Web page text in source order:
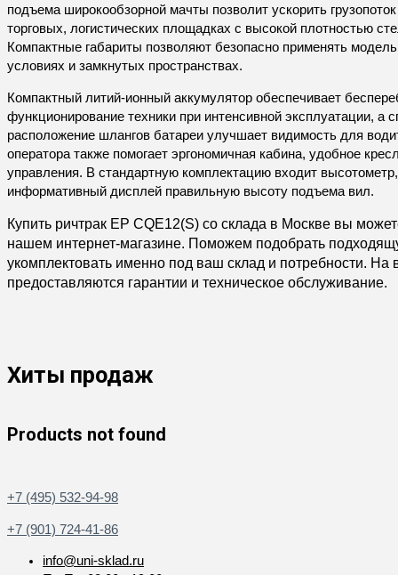
подъема широкообзорной мачты позволит ускорить
торговых, логистических площадках с высокой плотностью
Компактные габариты позволяют безопасно применять
условиях и замкнутых пространствах.
Компактный литий-ионный аккумулятор обеспечивает
функционирование техники при интенсивной эксплуатации, а
расположение шлангов батареи улучшает видимость для
оператора также помогает эргономичная кабина, удобное
управления. В стандартную комплектацию входит
информативный дисплей правильную высоту подъема вил.
Купить ричтрак EP CQE12(S) со склада в Москве вы
нашем интернет-магазине. Поможем подобрать
укомплектовать именно под ваш склад и потребности. На
предоставляются гарантии и техническое обслуживание.
Хиты продаж
Products not found
+7 (495) 532-94-98
+7 (901) 724-41-86
info@uni-sklad.ru